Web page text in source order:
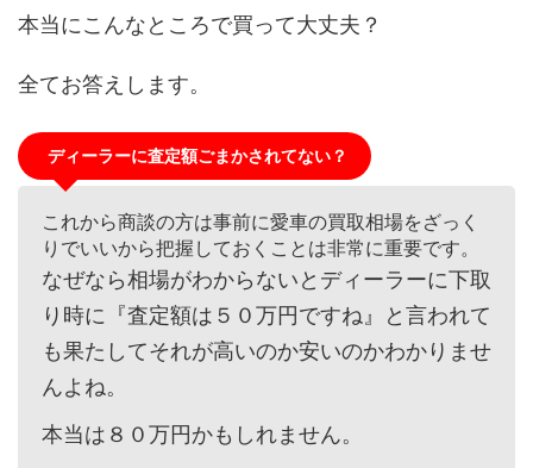
本当にこんなところで買って大丈夫？
全てお答えします。
ディーラーに査定額ごまかされてない？
これから商談の方は事前に愛車の買取相場をざっく
りでいいから把握しておくことは非常に重要です。
なぜなら相場がわからないとディーラーに下取
り時に『査定額は５０万円ですね』と言われて
も果たしてそれが高いのか安いのかわかりませ
んよね。
本当は８０万円かもしれません。